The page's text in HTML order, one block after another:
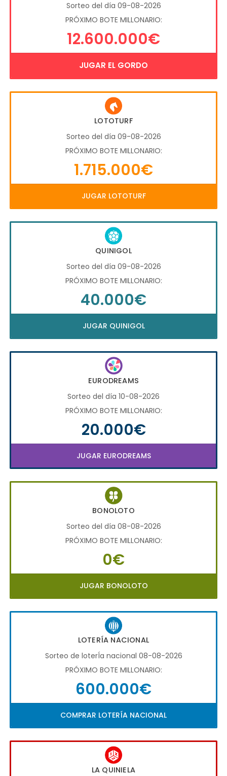
Sorteo del día 09-08-2026
PRÓXIMO BOTE MILLONARIO:
12.600.000€
JUGAR EL GORDO
LOTOTURF
Sorteo del día 09-08-2026
PRÓXIMO BOTE MILLONARIO:
1.715.000€
JUGAR LOTOTURF
QUINIGOL
Sorteo del día 09-08-2026
PRÓXIMO BOTE MILLONARIO:
40.000€
JUGAR QUINIGOL
EURODREAMS
Sorteo del día 10-08-2026
PRÓXIMO BOTE MILLONARIO:
20.000€
JUGAR EURODREAMS
BONOLOTO
Sorteo del día 08-08-2026
PRÓXIMO BOTE MILLONARIO:
0€
JUGAR BONOLOTO
LOTERÍA NACIONAL
Sorteo de loterÍa nacional 08-08-2026
PRÓXIMO BOTE MILLONARIO:
600.000€
COMPRAR LOTERÍA NACIONAL
LA QUINIELA